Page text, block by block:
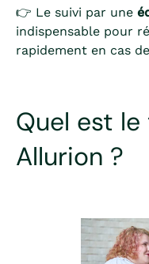
👉 Le suivi par une
indispensable pour
rapidement en cas
Quel est
Allurion ?